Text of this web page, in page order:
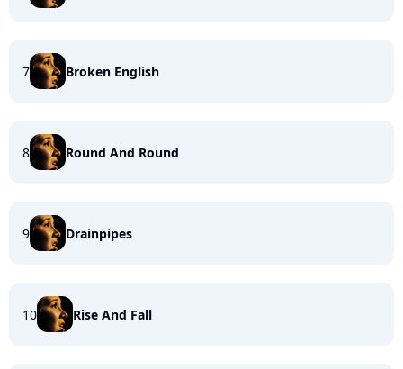
7 Broken English
8 Round And Round
9 Drainpipes
10 Rise And Fall